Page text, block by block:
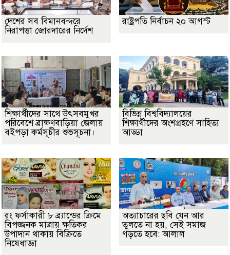
দেশের সব বিমানবন্দরে
নিরাপত্তা জোরদারের নির্দেশ
রাষ্ট্রপতি নির্বাচন ২০ আগস্ট
শিক্ষার্থীদের সাথে উৎসবমুখর
পরিবেশে ব্রাক্ষণবাড়িয়া জেলায়
বইপড়া কর্মসূচীর শুভসূচনা।
বিভিন্ন বিশ্ববিদ্যালয়ের
শিক্ষার্থীদের অংশগ্রহণে সাহিত্য
আড্ডা
রং ফর্সাকারী ৮ ব্র্যান্ডের ক্রিমে
বিপজ্জনক মাত্রায় ক্ষতিকর
উপাদান থাকায় বিক্রিতে
নিষেধাজ্ঞা
অত্যাচারের ছবি যেন আর
তুলতে না হয়, সেই সমাজ
গড়তে হবে: আলাল